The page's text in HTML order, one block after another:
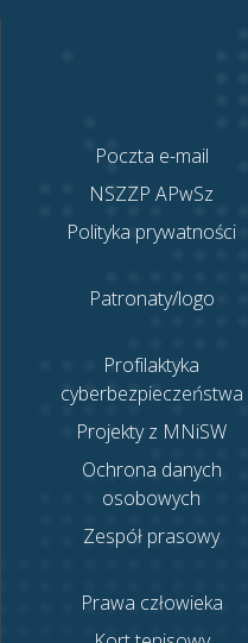
Poczta e-mail
NSZZP APwSz
Polityka prywatności
Patronaty/logo
Profilaktyka
cyberbezpieczeństwa
Projekty z MNiSW
Ochrona danych
osobowych
Zespół prasowy
Prawa człowieka